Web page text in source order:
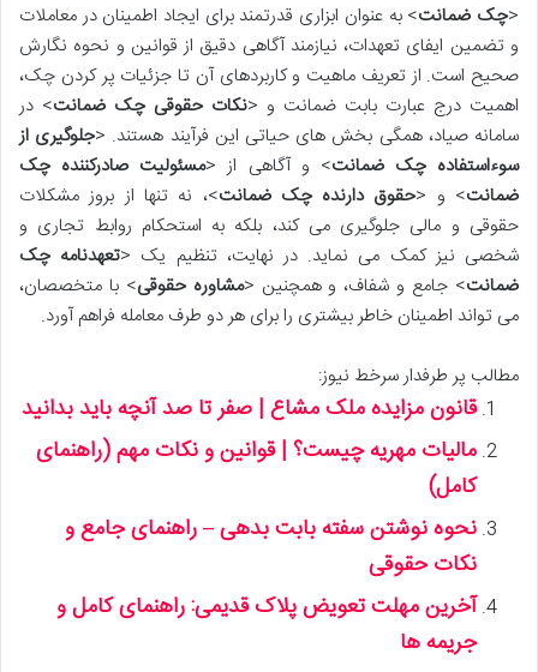
<چک ضمانت> به عنوان ابزاری قدرتمند برای ایجاد اطمینان در معاملات
و تضمین ایفای تعهدات، نیازمند آگاهی دقیق از قوانین و نحوه نگارش
صحیح است. از تعریف ماهیت و کاربردهای آن تا جزئیات پر کردن چک،
اهمیت درج عبارت بابت ضمانت و <نکات حقوقی چک ضمانت> در
سامانه صیاد، همگی بخش های حیاتی این فرآیند هستند. <جلوگیری از
سوءاستفاده چک ضمانت> و آگاهی از <مسئولیت صادرکننده چک
ضمانت> و <حقوق دارنده چک ضمانت>، نه تنها از بروز مشکلات
حقوقی و مالی جلوگیری می کند، بلکه به استحکام روابط تجاری و
شخصی نیز کمک می نماید. در نهایت، تنظیم یک <تعهدنامه چک
ضمانت> جامع و شفاف، و همچنین <مشاوره حقوقی> با متخصصان،
می تواند اطمینان خاطر بیشتری را برای هر دو طرف معامله فراهم آورد.
مطالب پر طرفدار سرخط نیوز:
قانون مزایده ملک مشاع | صفر تا صد آنچه باید بدانید
مالیات مهریه چیست؟ | قوانین و نکات مهم (راهنمای
کامل)
نحوه نوشتن سفته بابت بدهی – راهنمای جامع و
نکات حقوقی
آخرین مهلت تعویض پلاک قدیمی: راهنمای کامل و
جریمه ها